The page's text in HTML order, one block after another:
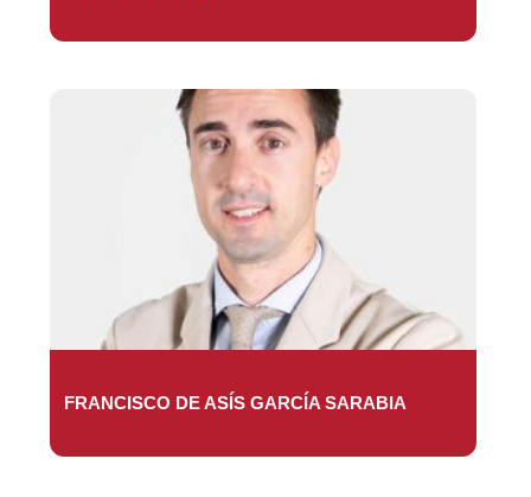
FRANCISCO DE ASÍS GARCÍA SARABIA